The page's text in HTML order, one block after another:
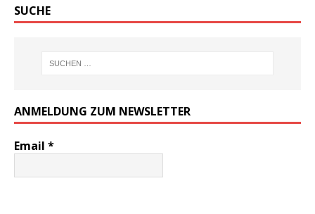
SUCHE
ANMELDUNG ZUM NEWSLETTER
Email *